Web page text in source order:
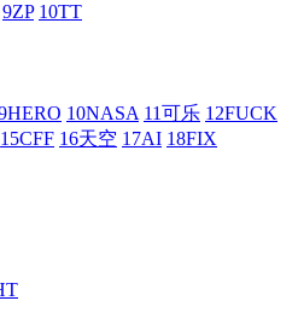
9ZP 10TT
10NASA 11可乐 12FUCK
15CFF 16天空 17AI 18FIX